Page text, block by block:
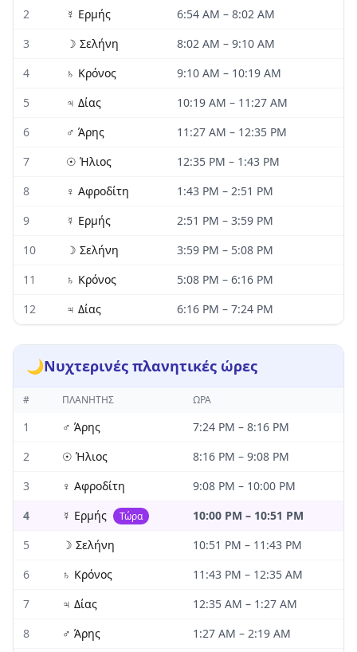
2
☿ Ερμής 6:54 AM – 8:02 AM
3
☽ Σελήνη 8:02 AM – 9:10 AM
4
♄ Κρόνος 9:10 AM – 10:19 AM
5
♃ Δίας 10:19 AM – 11:27 AM
6
♂ Άρης 11:27 AM – 12:35 PM
7
☉ Ήλιος 12:35 PM – 1:43 PM
8
♀ Αφροδίτη 1:43 PM – 2:51 PM
9
☿ Ερμής 2:51 PM – 3:59 PM
10
☽ Σελήνη 3:59 PM – 5:08 PM
11
♄ Κρόνος 5:08 PM – 6:16 PM
12
♃ Δίας 6:16 PM – 7:24 PM
🌙Νυχτερινές πλανητικές ώρες
# ΠΛΑΝΉΤΗΣ ΏΡΑ
1 ♂ Άρης 7:24 PM – 8:16 PM
2
☉ Ήλιος 8:16 PM – 9:08 PM
3
♀ Αφροδίτη 9:08 PM – 10:00 PM
4
☿ Ερμής Τώρα 10:00 PM – 10:51 PM
5
☽ Σελήνη 10:51 PM – 11:43 PM
6
♄ Κρόνος 11:43 PM – 12:35 AM
7
♃ Δίας 12:35 AM – 1:27 AM
8
♂ Άρης 1:27 AM – 2:19 AM